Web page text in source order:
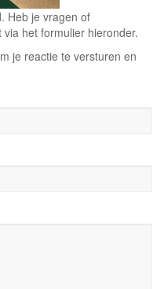
Heb je vragen of
het formulier hieronder.
je reactie te versturen en